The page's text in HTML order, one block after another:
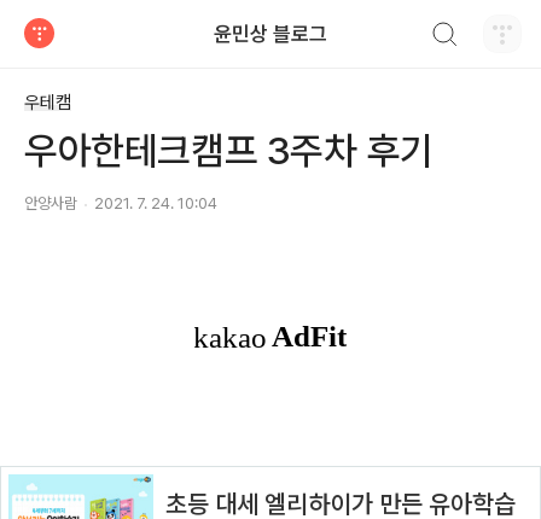
윤민상 블로그
우테캠
우아한테크캠프 3주차 후기
안양사람 2021. 7. 24. 10:04